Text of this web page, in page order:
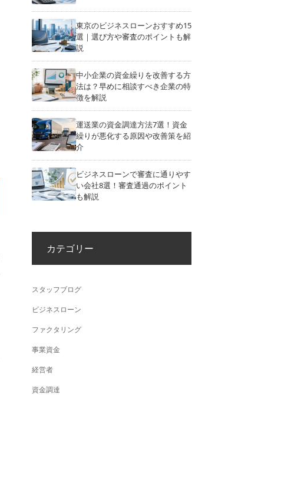
東京のビジネスローンおすすめ15
選｜選び方や審査のポイントも解
説
中小企業の資金繰りを改善する方
法は？早めに相談すべき企業の特
徴を解説
運送業の資金調達方法7選！資金
繰りが悪化する原因や改善策を紹
介
ビジネスローンで審査に通りやす
い会社8選！審査通過のポイント
も解説
カテゴリー
スタッフブログ
ビジネスローン
ファクタリング
事業資金
経営者
資金調達